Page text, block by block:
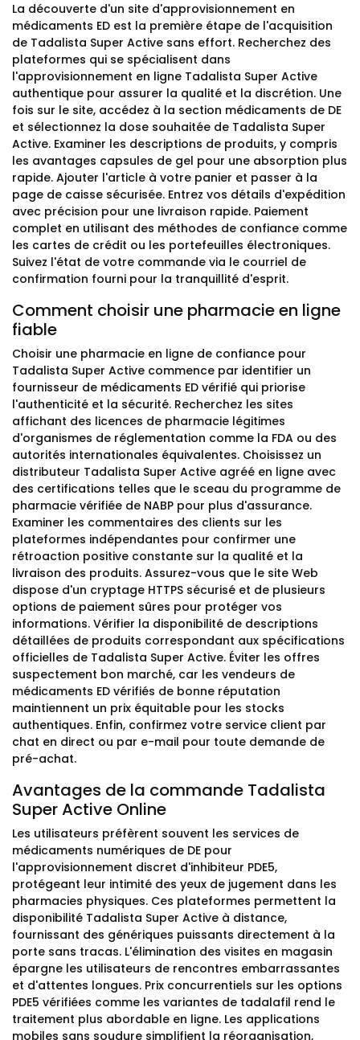
La découverte d'un site d'approvisionnement en
médicaments ED est la première étape de l'acquisition
de Tadalista Super Active sans effort. Recherchez des
plateformes qui se spécialisent dans
l'approvisionnement en ligne Tadalista Super Active
authentique pour assurer la qualité et la discrétion. Une
fois sur le site, accédez à la section médicaments de DE
et sélectionnez la dose souhaitée de Tadalista Super
Active. Examiner les descriptions de produits, y compris
les avantages capsules de gel pour une absorption plus
rapide. Ajouter l'article à votre panier et passer à la
page de caisse sécurisée. Entrez vos détails d'expédition
avec précision pour une livraison rapide. Paiement
complet en utilisant des méthodes de confiance comme
les cartes de crédit ou les portefeuilles électroniques.
Suivez l'état de votre commande via le courriel de
confirmation fourni pour la tranquillité d'esprit.
Comment choisir une pharmacie en ligne
fiable
Choisir une pharmacie en ligne de confiance pour
Tadalista Super Active commence par identifier un
fournisseur de médicaments ED vérifié qui priorise
l'authenticité et la sécurité. Recherchez les sites
affichant des licences de pharmacie légitimes
d'organismes de réglementation comme la FDA ou des
autorités internationales équivalentes. Choisissez un
distributeur Tadalista Super Active agréé en ligne avec
des certifications telles que le sceau du programme de
pharmacie vérifiée de NABP pour plus d'assurance.
Examiner les commentaires des clients sur les
plateformes indépendantes pour confirmer une
rétroaction positive constante sur la qualité et la
livraison des produits. Assurez-vous que le site Web
dispose d'un cryptage HTTPS sécurisé et de plusieurs
options de paiement sûres pour protéger vos
informations. Vérifier la disponibilité de descriptions
détaillées de produits correspondant aux spécifications
officielles de Tadalista Super Active. Éviter les offres
suspectement bon marché, car les vendeurs de
médicaments ED vérifiés de bonne réputation
maintiennent un prix équitable pour les stocks
authentiques. Enfin, confirmez votre service client par
chat en direct ou par e-mail pour toute demande de
pré-achat.
Avantages de la commande Tadalista
Super Active Online
Les utilisateurs préfèrent souvent les services de
médicaments numériques de DE pour
l'approvisionnement discret d'inhibiteur PDE5,
protégeant leur intimité des yeux de jugement dans les
pharmacies physiques. Ces plateformes permettent la
disponibilité Tadalista Super Active à distance,
fournissant des génériques puissants directement à la
porte sans tracas. L'élimination des visites en magasin
épargne les utilisateurs de rencontres embarrassantes
et d'attentes longues. Prix concurrentiels sur les options
PDE5 vérifiées comme les variantes de tadalafil rend le
traitement plus abordable en ligne. Les applications
mobiles sans soudure simplifient la réorganisation,